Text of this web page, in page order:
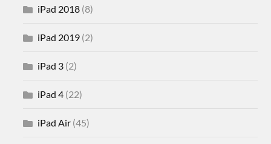
iPad 2018 (8)
iPad 2019 (2)
iPad 3 (2)
iPad 4 (22)
iPad Air (45)